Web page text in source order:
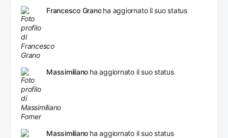
Francesco Grano ha aggiornato il suo status
Massimiliano ha aggiornato il suo status
Massimiliano ha aggiornato il suo status